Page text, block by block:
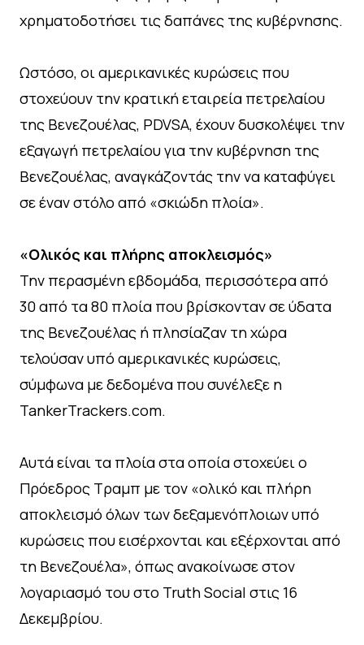
χρηματοδοτήσει τις δαπάνες της κυβέρνησης.
Ωστόσο, οι αμερικανικές κυρώσεις που
στοχεύουν την κρατική εταιρεία πετρελαίου
της Βενεζουέλας, PDVSA, έχουν δυσκολέψει την
εξαγωγή πετρελαίου για την κυβέρνηση της
Βενεζουέλας, αναγκάζοντάς την να καταφύγει
σε έναν στόλο από «σκιώδη πλοία».
«Ολικός και πλήρης αποκλεισμός»
Την περασμένη εβδομάδα, περισσότερα από
30 από τα 80 πλοία που βρίσκονταν σε ύδατα
της Βενεζουέλας ή πλησίαζαν τη χώρα
τελούσαν υπό αμερικανικές κυρώσεις,
σύμφωνα με δεδομένα που συνέλεξε η
TankerTrackers.com.
Αυτά είναι τα πλοία στα οποία στοχεύει ο
Πρόεδρος Τραμπ με τον «ολικό και πλήρη
αποκλεισμό όλων των δεξαμενόπλοιων υπό
κυρώσεις που εισέρχονται και εξέρχονται από
τη Βενεζουέλα», όπως ανακοίνωσε στον
λογαριασμό του στο Truth Social στις 16
Δεκεμβρίου.